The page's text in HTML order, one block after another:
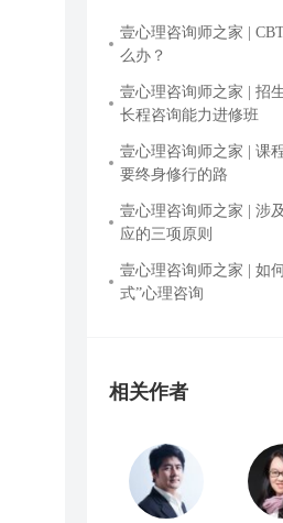
壹心理咨询师之家 |
么办？
壹心理咨询师之家 | 招
长程咨询能力进修班
壹心理咨询师之家 | 课
要终身修行的路
壹心理咨询师之家 | 涉
应的三项原则
壹心理咨询师之家 | 如
式”心理咨询
相关作者